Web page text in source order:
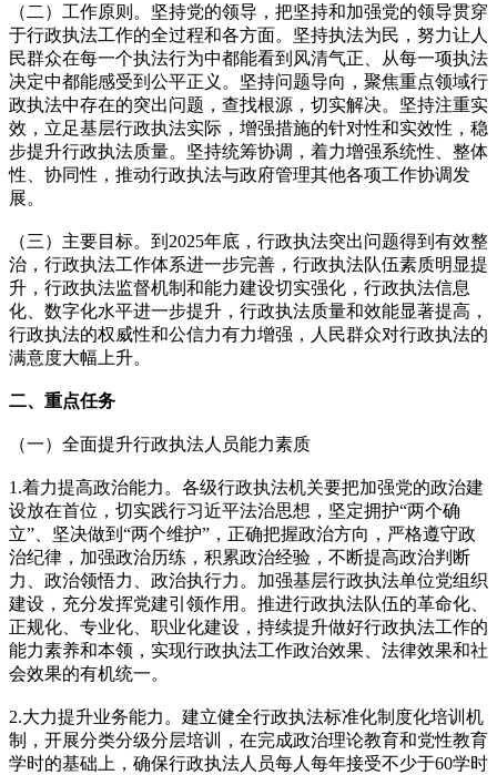
（二）工作原则。坚持党的领导，把坚持和加强党的领导贯穿
于行政执法工作的全过程和各方面。坚持执法为民，努力让人
民群众在每一个执法行为中都能看到风清气正、从每一项执法
决定中都能感受到公平正义。坚持问题导向，聚焦重点领域行
政执法中存在的突出问题，查找根源，切实解决。坚持注重实
效，立足基层行政执法实际，增强措施的针对性和实效性，稳
步提升行政执法质量。坚持统筹协调，着力增强系统性、整体
性、协同性，推动行政执法与政府管理其他各项工作协调发
展。
（三）主要目标。到2025年底，行政执法突出问题得到有效整
治，行政执法工作体系进一步完善，行政执法队伍素质明显提
升，行政执法监督机制和能力建设切实强化，行政执法信息
化、数字化水平进一步提升，行政执法质量和效能显著提高，
行政执法的权威性和公信力有力增强，人民群众对行政执法的
满意度大幅上升。
二、重点任务
（一）全面提升行政执法人员能力素质
1.着力提高政治能力。各级行政执法机关要把加强党的政治建
设放在首位，切实践行习近平法治思想，坚定拥护“两个确
立”、坚决做到“两个维护”，正确把握政治方向，严格遵守政
治纪律，加强政治历练，积累政治经验，不断提高政治判断
力、政治领悟力、政治执行力。加强基层行政执法单位党组织
建设，充分发挥党建引领作用。推进行政执法队伍的革命化、
正规化、专业化、职业化建设，持续提升做好行政执法工作的
能力素养和本领，实现行政执法工作政治效果、法律效果和社
会效果的有机统一。
2.大力提升业务能力。建立健全行政执法标准化制度化培训机
制，开展分类分级分层培训，在完成政治理论教育和党性教育
学时的基础上，确保行政执法人员每人每年接受不少于60学时